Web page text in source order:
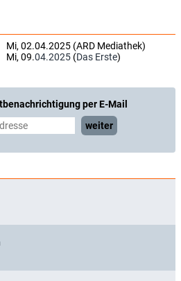
Mi, 02.04.2025 (ARD Mediathek)
Mi, 09.04.2025 (Das Erste)
per E-Mail
weiter